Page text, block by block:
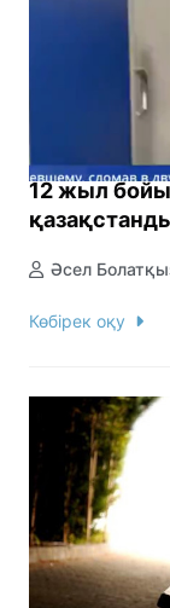
12 жыл
Әсел
Көбірек оқу